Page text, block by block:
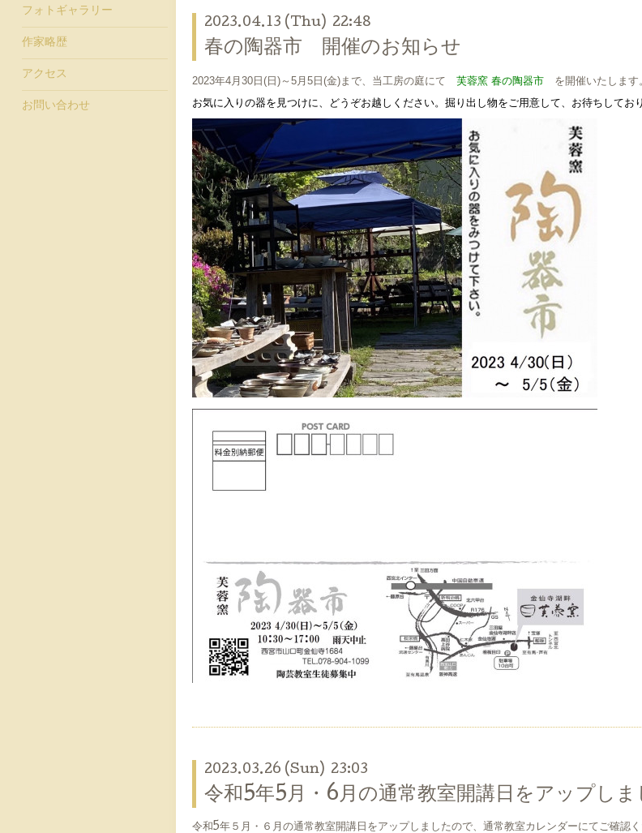
2023.04.13 (Thu) 22:48
春の陶器市 開催のお知らせ
2023年4月 30 日 (日)～ 5月5日(金)まで、当工房の庭にて 芙蓉窯 春の陶器市
を開催いたします
お気に入りの器を見つけに、どうぞお越しください。 掘り出し物をご用意して、お待ちしてお
2023.03.26 (Sun) 23:03
令和5年5月・6月の通常教室開講日をアップしま
令和5年５月・６月の通常教室開講日をアップしましたので、通常教室カレンダーにてご確認く
フォトギャラリー
作家略歴
アクセス
お問い合わせ